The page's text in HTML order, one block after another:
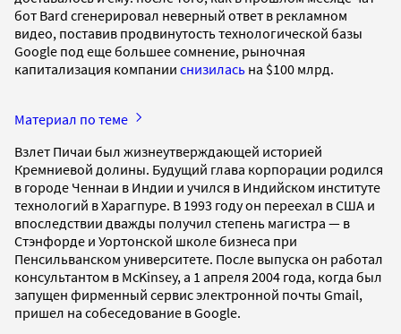
бот Bard сгенерировал неверный ответ в рекламном
видео, поставив продвинутость технологической базы
Google под еще большее сомнение, рыночная
капитализация компании снизилась на $100 млрд.
Материал по теме
Взлет Пичаи был жизнеутверждающей историей
Кремниевой долины. Будущий глава корпорации родился
в городе Ченнаи в Индии и учился в Индийском институте
технологий в Харагпуре. В 1993 году он переехал в США и
впоследствии дважды получил степень магистра — в
Стэнфорде и Уортонской школе бизнеса при
Пенсильванском университете. После выпуска он работал
консультантом в McKinsey, а 1 апреля 2004 года, когда был
запущен фирменный сервис электронной почты Gmail,
пришел на собеседование в Google.